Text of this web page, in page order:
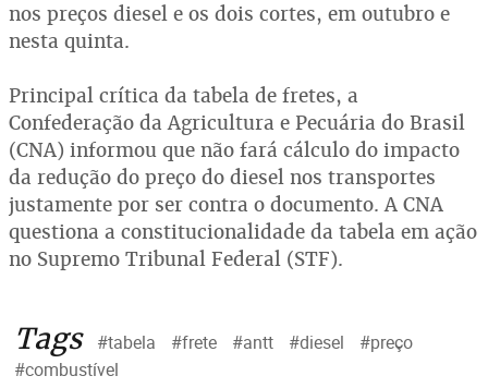
nos preços diesel e os dois cortes, em outubro e
nesta quinta.
Principal crítica da tabela de fretes, a
Confederação da Agricultura e Pecuária do Brasil
(CNA) informou que não fará cálculo do impacto
da redução do preço do diesel nos transportes
justamente por ser contra o documento. A CNA
questiona a constitucionalidade da tabela em ação
no Supremo Tribunal Federal (STF).
Tags #tabela #frete #antt #diesel
#preço
#combustível